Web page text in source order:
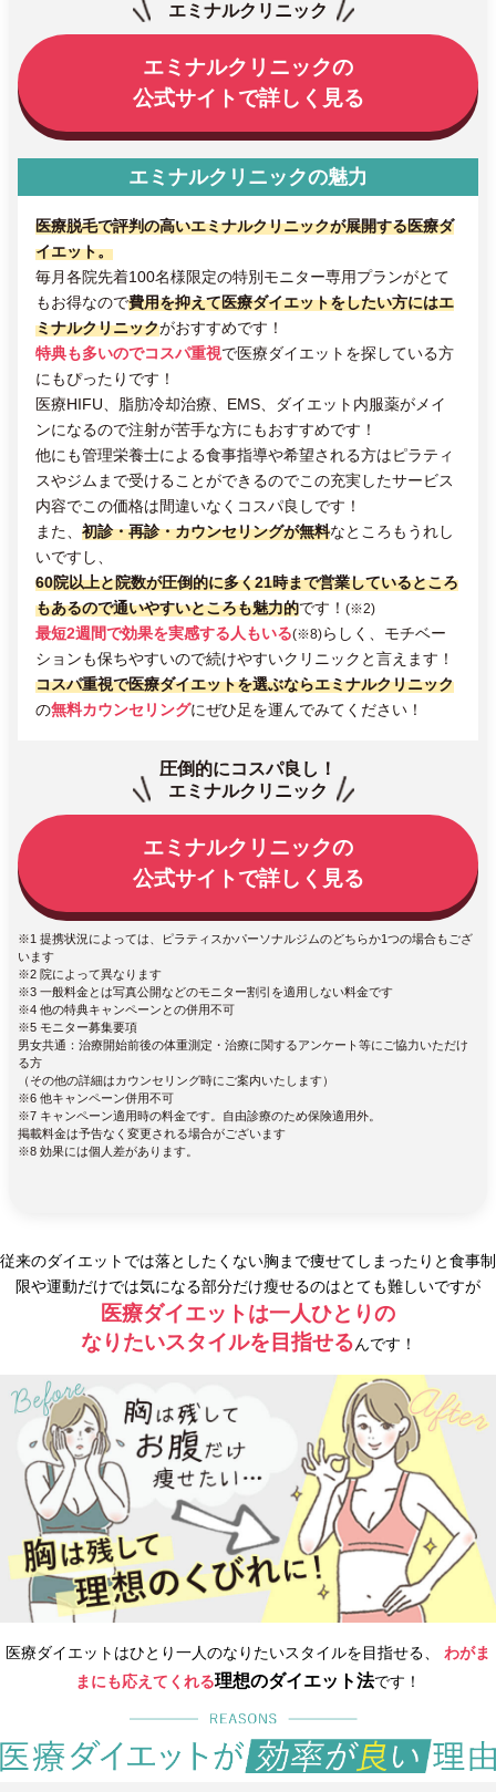
エミナルクリニック
エミナルクリニックの
公式サイトで詳しく見る
エミナルクリニックの魅力
医療脱毛で評判の高いエミナルクリニックが展開する医療ダ
イエット。
毎月各院先着100名様限定の特別モニター専用プランがとて
もお得なので費用を抑えて医療ダイエットをしたい方にはエ
ミナルクリニックがおすすめです！
特典も多いのでコスパ重視で医療ダイエットを探している方
にもぴったりです！
医療HIFU、脂肪冷却治療、EMS、ダイエット内服薬がメイ
ンになるので注射が苦手な方にもおすすめです！
他にも管理栄養士による食事指導や希望される方はピラティ
スやジムまで受けることができるのでこの充実したサービス
内容でこの価格は間違いなくコスパ良しです！
また、 初診・再診・カウンセリングが無料なところもうれし
いですし、
60院以上と院数が圧倒的に多く21時まで営業しているところ
もあるので通いやすいところも魅力的です！ (※2)
最短2週間で効果を実感する人もいる(※8)らしく、モチベー
ションも保ちやすいので続けやすいクリニックと言えます！
コスパ重視で医療ダイエットを選ぶならエミナルクリニック
の無料カウンセリングにぜひ足を運んでみてください！
圧倒的にコスパ良し！
エミナルクリニック
エミナルクリニックの
公式サイトで詳しく見る
※1 提携状況によっては、ピラティスかパーソナルジムのどちらか1つの場合もござ
います
※2 院によって異なります
※3 一般料金とは写真公開などのモニター割引を適用しない料金です
※4 他の特典キャンペーンとの併用不可
※5 モニター募集要項
男女共通：治療開始前後の体重測定・治療に関するアンケート等にご協力いただけ
る方
（その他の詳細はカウンセリング時にご案内いたします）
※6 他キャンペーン併用不可
※7 キャンペーン適用時の料金です。自由診療のため保険適用外。
掲載料金は予告なく変更される場合がございます
※8 効果には個人差があります。
従来のダイエットでは落としたくない胸まで痩せてしまったりと食事制
限や運動だけでは気になる部分だけ瘦せるのはとても難しいですが
医療ダイエットは一人ひとりの
なりたいスタイルを目指せるんです！
医療ダイエットはひとり一人のなりたいスタイルを目指せる、
わがま
まにも応えてくれる理想のダイエット法です！